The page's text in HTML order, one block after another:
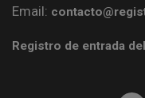
Email:
Registro de entrada